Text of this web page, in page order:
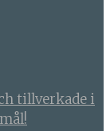
tillverkade i